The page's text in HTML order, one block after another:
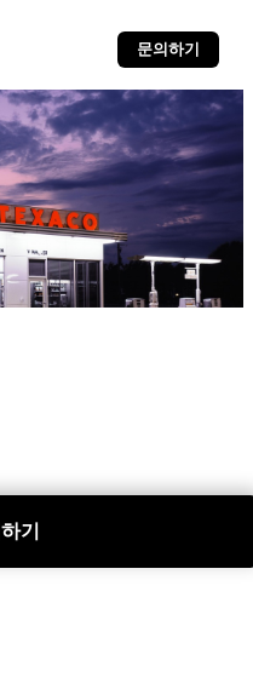
문의하기
기